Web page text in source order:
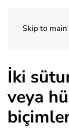
Skip to
İki
veya